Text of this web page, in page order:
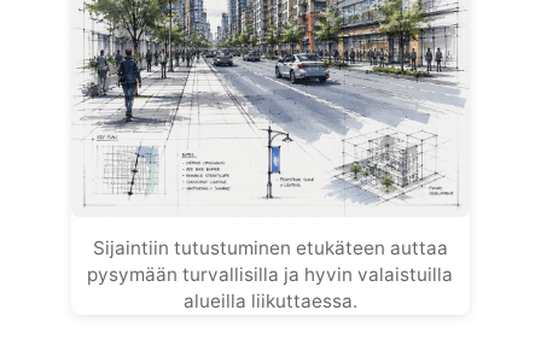
Sijaintiin tutustuminen etukäteen auttaa
pysymään turvallisilla ja hyvin valaistuilla
alueilla liikuttaessa.